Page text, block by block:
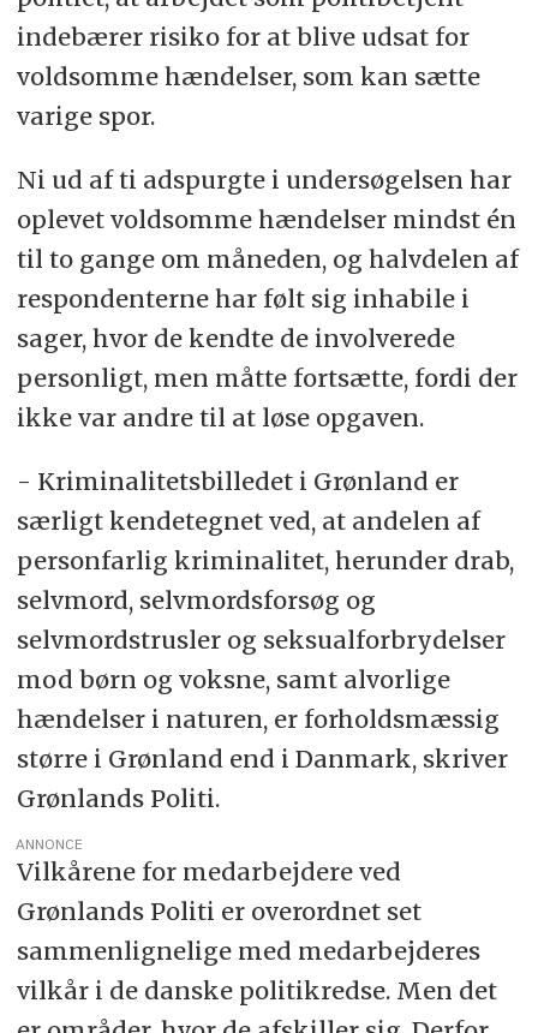
indebærer risiko for at blive udsat for
voldsomme hændelser, som kan sætte
varige spor.
Ni ud af ti adspurgte i undersøgelsen har
oplevet voldsomme hændelser mindst én
til to gange om måneden, og halvdelen af
respondenterne har følt sig inhabile i
sager, hvor de kendte de involverede
personligt, men måtte fortsætte, fordi der
ikke var andre til at løse opgaven.
- Kriminalitetsbilledet i Grønland er
særligt kendetegnet ved, at andelen af
personfarlig kriminalitet, herunder drab,
selvmord, selvmordsforsøg og
selvmordstrusler og seksualforbrydelser
mod børn og voksne, samt alvorlige
hændelser i naturen, er forholdsmæssig
større i Grønland end i Danmark, skriver
Grønlands Politi.
ANNONCE
Vilkårene for medarbejdere ved
Grønlands Politi er overordnet set
sammenlignelige med medarbejderes
vilkår i de danske politikredse. Men det